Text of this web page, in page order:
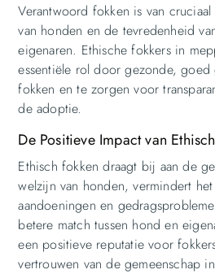
Verantwoord fokken is van
van honden en de tevredenheid
eigenaren. Ethische fokkers in
essentiële rol door gezonde,
fokken en te zorgen voor
de adoptie.
De Positieve Impact van
Ethisch fokken draagt bij aan de
welzijn van honden, vermindert
aandoeningen en
betere match tussen hond en
een positieve reputatie voor
vertrouwen van de gemeenschap